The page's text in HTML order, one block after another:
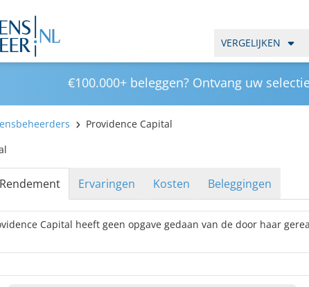
VERGELIJKEN
€100.000+ beleggen? Ontvang uw
Providence Capital
Rendement Ervaringen Kosten Beleggingen
Capital heeft geen opgave gedaan van de door haar